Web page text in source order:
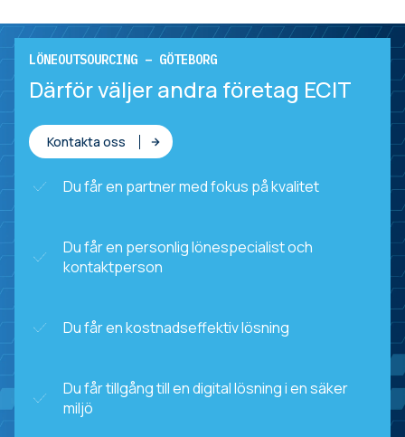
LÖNEOUTSOURCING – GÖTEBORG
Därför väljer andra företag ECIT
Kontakta oss
Du får en partner med fokus på kvalitet
Du får en personlig lönespecialist och
kontaktperson
Du får en kostnadseffektiv lösning
Du får tillgång till en digital lösning i en säker
miljö